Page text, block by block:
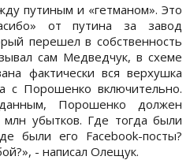
путиным и «гетманом». Это
от путина за завод
перешел в собственность
сам Медведчук, в схеме
фактически вся верхушка
с Порошенко включительно.
Порошенко должен
убытков. Где тогда были
были его Facebook-посты?
- написал Олещук.